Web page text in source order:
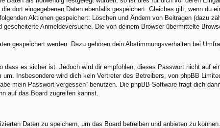
dort eingegebenen Daten ebenfalls gespeichert. Gleiches gilt, wenn du
Aktionen gespeichert: Löschen und Ändern von Beiträgen (dazu
Anmeldeversuche. Die von deinem Browser übermittelte
gespeichert werden. Dazu gehören dein Abstimmungsverhalten bei
dass es sicher ist. Jedoch wird dir empfohlen, dieses Passwort nicht auf
Insbesondere wird dich kein Vertreter des Betreibers, von phpBB
mein Passwort vergessen“ benutzen. Die phpBB-Software fragt dich
auf das Board zugreifen kannst.
Daten zu speichern, um das Board betreiben und anbieten zu können.